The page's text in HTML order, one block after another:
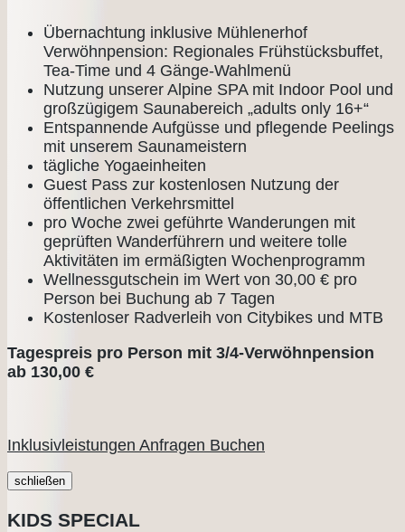
Übernachtung inklusive Mühlenerhof
Verwöhnpension: Regionales Frühstücksbuffet,
Tea-Time und 4 Gänge-Wahlmenü
Nutzung unserer Alpine SPA mit Indoor Pool und
großzügigem Saunabereich „adults only 16+“
Entspannende Aufgüsse und pflegende Peelings
mit unserem Saunameistern
tägliche Yogaeinheiten
Guest Pass zur kostenlosen Nutzung der
öffentlichen Verkehrsmittel
pro Woche zwei geführte Wanderungen mit
geprüften Wanderführern und weitere tolle
Aktivitäten im ermäßigten Wochenprogramm
Wellnessgutschein im Wert von 30,00 € pro
Person bei Buchung ab 7 Tagen
Kostenloser Radverleih von Citybikes und MTB
Tagespreis pro Person mit 3/4-Verwöhnpension
ab 130,00 €
Inklusivleistungen Anfragen Buchen
schließen
KIDS SPECIAL